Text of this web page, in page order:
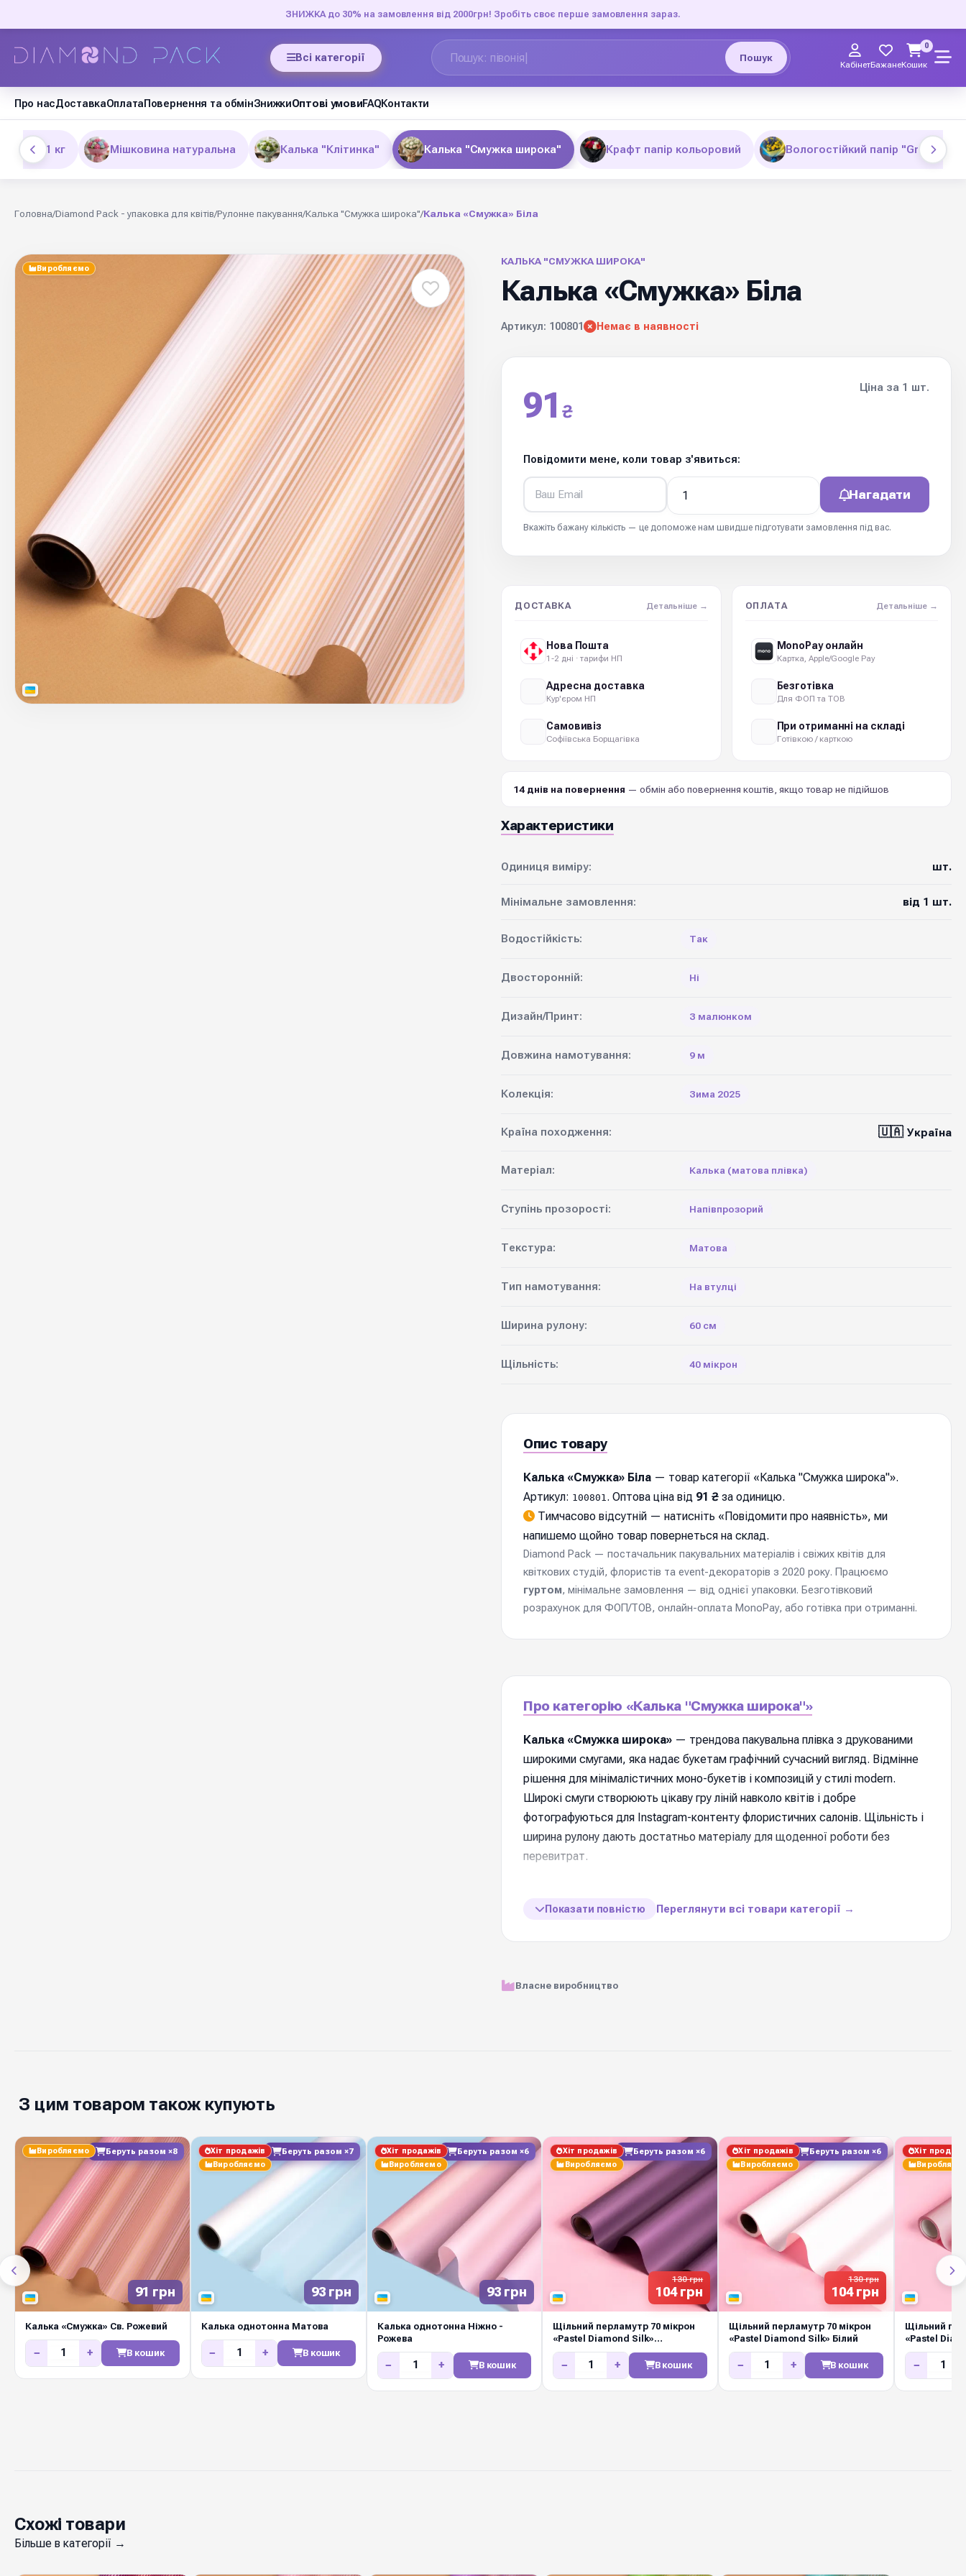
ЗНИЖКА до 30% на замовлення від 2000грн! Зробіть своє перше замовлення зараз.
Всі категорії Пошук
КабінетБажанеКошик
0
Про насДоставкаОплатаПовернення та обмінЗнижкиОптові умовиFAQКонтакти
см / 1 кг Мішковина натуральна Калька "Клітинка" Калька "Смужка широка" Крафт папір кольоровий Вологостійкий папір "Gradient"
Головна/Diamond Pack - упаковка для квітів/Рулонне пакування/Калька "Смужка широка"/Калька «Смужка» Біла
Виробляємо
КАЛЬКА "СМУЖКА ШИРОКА"
Калька «Смужка» Біла
Артикул: 100801 Немає в наявності
91 ₴
Ціна за 1 шт.
Повідомити мене, коли товар з'явиться:
Нагадати
Вкажіть бажану кількість — це допоможе нам швидше підготувати замовлення під вас.
ДОСТАВКА Детальніше →
Нова Пошта
1-2 дні · тарифи НП
Адресна доставка
Кур'єром НП
Самовивіз
Софіївська Борщагівка
ОПЛАТА Детальніше →
MonoPay онлайн
Картка, Apple/Google Pay
Безготівка
Для ФОП та ТОВ
При отриманні на складі
Готівкою / карткою
14 днів на повернення — обмін або повернення коштів, якщо товар не підійшов
Характеристики
Одиниця виміру: шт.
Мінімальне замовлення: від 1 шт.
Водостійкість: Так
Двосторонній: Ні
Дизайн/Принт: З малюнком
Довжина намотування: 9 м
Колекція: Зима 2025
Країна походження: 🇺🇦 Україна
Матеріал: Калька (матова плівка)
Ступінь прозорості: Напівпрозорий
Текстура: Матова
Тип намотування: На втулці
Ширина рулону: 60 см
Щільність: 40 мікрон
Опис товару
Калька «Смужка» Біла — товар категорії «Калька "Смужка широка"».
Артикул: 100801. Оптова ціна від 91 ₴ за одиницю.
Тимчасово відсутній — натисніть «Повідомити про наявність», ми
напишемо щойно товар повернеться на склад.
Diamond Pack — постачальник пакувальних матеріалів і свіжих квітів для
квіткових студій, флористів та event-декораторів з 2020 року. Працюємо
гуртом, мінімальне замовлення — від однієї упаковки. Безготівковий
розрахунок для ФОП/ТОВ, онлайн-оплата MonoPay, або готівка при отриманні.
Про категорію «Калька "Смужка широка"»
Калька «Смужка широка» — трендова пакувальна плівка з друкованими
широкими смугами, яка надає букетам графічний сучасний вигляд. Відмінне
рішення для мінімалістичних моно-букетів і композицій у стилі modern.
Широкі смуги створюють цікаву гру ліній навколо квітів і добре
фотографуються для Instagram-контенту флористичних салонів. Щільність і
ширина рулону дають достатньо матеріалу для щоденної роботи без
перевитрат.
📋 Характеристики товару
Матеріал ламінована плівка з малюнком
Розмір рулону
Вологостійкість 100 %
Україна
Замовляйте у Diamond Pack — стабільна наявність на складі у Києві,
щотижневі нові надходження, вигідні оптові ціни для флористичних салонів,
маркетів і декораторів. Швидка відправка Новою Поштою по всій Україні.
Показати повністю Переглянути всі товари категорії →
Власне виробництво
З цим товаром також купують
91 грн
Беруть разом ×8
Виробляємо
Калька «Смужка» Св. Рожевий
− + В кошик
93 грн
Беруть разом ×7
Хіт продажів
Виробляємо
Калька однотонна Матова
− + В кошик
93 грн
Беруть разом ×6
Хіт продажів
Виробляємо
Калька однотонна Ніжно -
Рожева
− + В кошик
130 грн
104 грн
Беруть разом ×6
Хіт продажів
Виробляємо
Щільний перламутр 70 мікрон
«Pastel Diamond Silk»
Фіолетовий
− + В кошик
130 грн
104 грн
Беруть разом ×6
Хіт продажів
Виробляємо
Щільний перламутр 70 мікрон
«Pastel Diamond Silk» Білий
− + В кошик
Хіт
Щільний
«Pastel
NEW
−
Схожі товари
Більше в категорії →